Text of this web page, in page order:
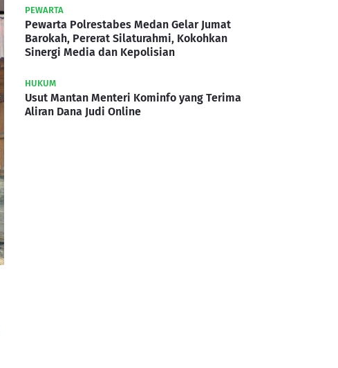
PEWARTA
Pewarta Polrestabes Medan Gelar Jumat
Barokah, Pererat Silaturahmi, Kokohkan
Sinergi Media dan Kepolisian
HUKUM
Usut Mantan Menteri Kominfo yang Terima
Aliran Dana Judi Online